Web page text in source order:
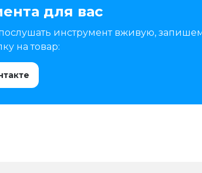
для вас
инструмент вживую,
на товар: